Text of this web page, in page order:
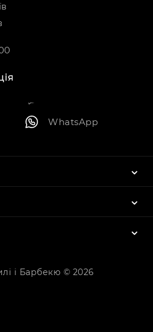
WhatsApp
і Барбекю © 2026